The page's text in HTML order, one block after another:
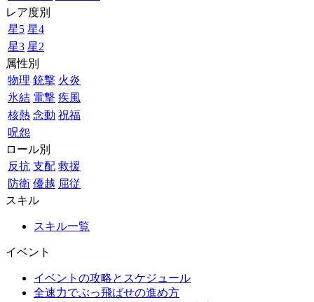
レア度別
星5 星4
星3 星2
属性別
物理 銃撃 火炎
氷結 電撃 疾風
核熱 念動 祝福
呪怨
ロール別
反抗 支配 救援
防衛 優越 屈従
スキル
スキル一覧
イベント
イベントの攻略とスケジュール
全速力でぶっ飛ばせの進め方